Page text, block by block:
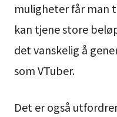
muligheter får man
kan tjene store
det vanskelig å
som VTuber.
Det er også